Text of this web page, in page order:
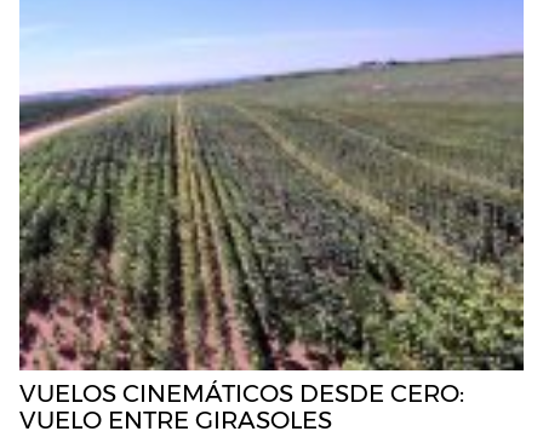
VUELOS CINEMÁTICOS DESDE CERO:
VUELO ENTRE GIRASOLES